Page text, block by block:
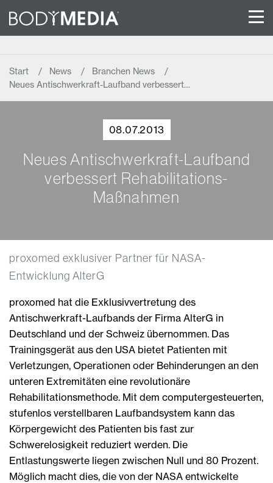
Start News
Branchen News
Neues Antischwerkraft-Laufband verbessert…
08.07.2013
Neues Antischwerkraft-Laufband
verbessert Rehabilitations-
Maßnahmen
proxomed exklusiver Partner für NASA-
Entwicklung AlterG
proxomed hat die Exklusivvertretung des
Antischwerkraft-Laufbands der Firma AlterG in
Deutschland und der Schweiz übernommen. Das
Trainingsgerät aus den USA bietet Patienten mit
Verletzungen, Operationen oder Behinderungen an den
unteren Extremitäten eine revolutionäre
Rehabilitationsmethode. Mit dem computergesteuerten,
stufenlos verstellbaren Laufbandsystem kann das
Körpergewicht des Patienten bis fast zur
Schwerelosigkeit reduziert werden. Die
Entlastungswerte liegen zwischen Null und 80 Prozent.
Möglich macht dies, die von der NASA entwickelte